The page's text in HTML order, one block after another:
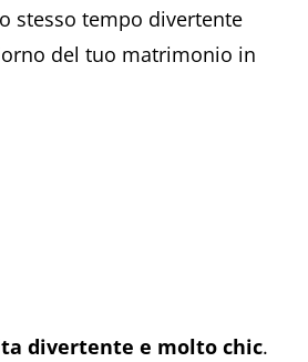
stesso tempo divertente
del tuo matrimonio in
divertente e molto chic.